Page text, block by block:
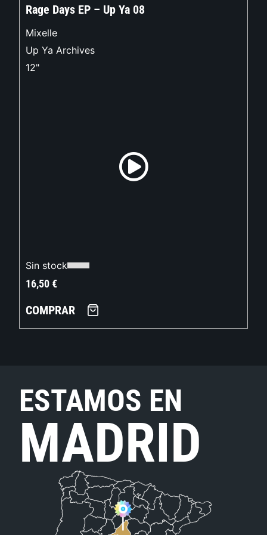
Rage Days EP – Up Ya 08
Mixelle
Up Ya Archives
12"
Sin stock
16,50€
COMPRAR
ESTAMOS EN
MADRID